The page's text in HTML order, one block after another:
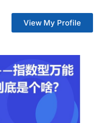
View My Profile